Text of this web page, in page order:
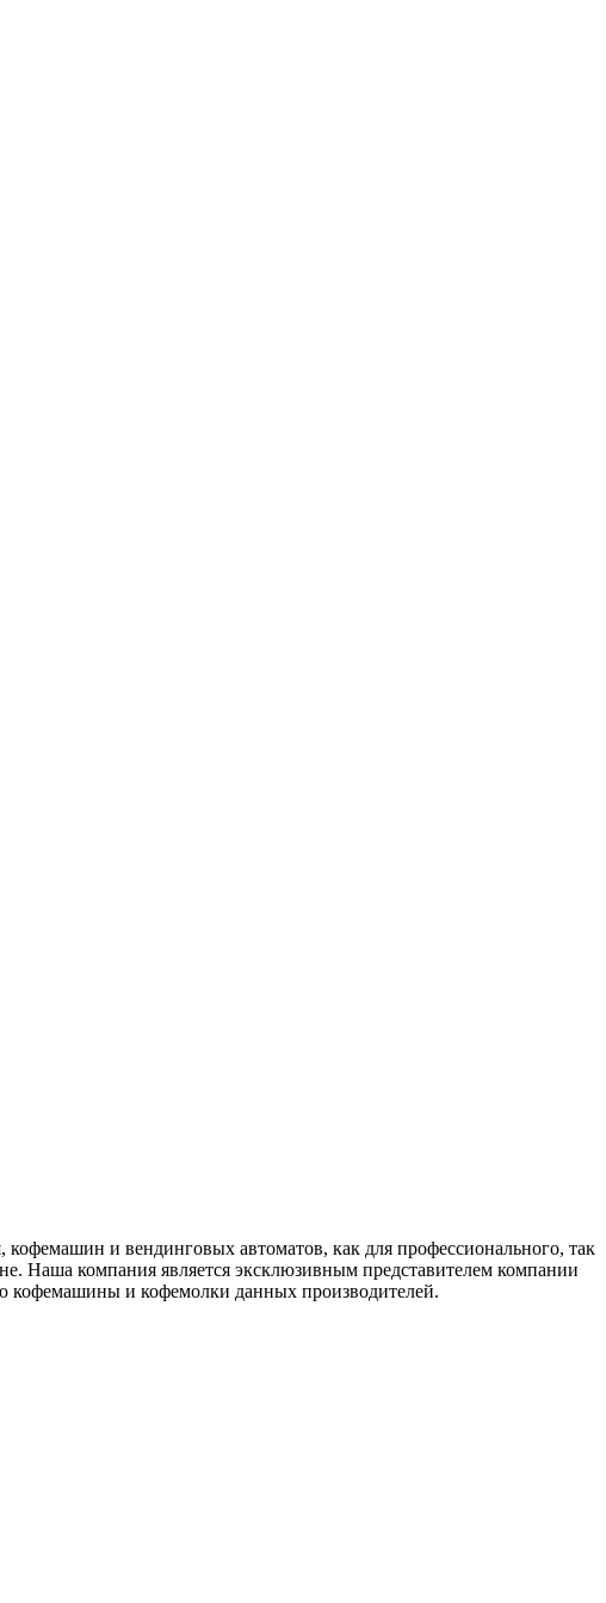
кофемашин и вендинговых автоматов, как для профессионального, так
Наша компания является эксклюзивным представителем компании
кофемашины и кофемолки данных производителей.